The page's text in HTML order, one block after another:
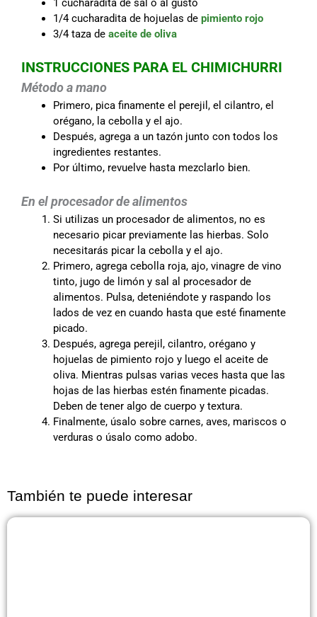
1 cucharadita de sal o al gusto
1/4 cucharadita de hojuelas de pimiento rojo
3/4 taza de aceite de oliva
INSTRUCCIONES PARA EL CHIMICHURRI
Método a mano
Primero, pica finamente el perejil, el cilantro, el
orégano, la cebolla y el ajo.
Después, agrega a un tazón junto con todos los
ingredientes restantes.
Por último, revuelve hasta mezclarlo bien.
En el procesador de alimentos
Si utilizas un procesador de alimentos, no es
necesario picar previamente las hierbas. Solo
necesitarás picar la cebolla y el ajo.
Primero, agrega cebolla roja, ajo, vinagre de vino
tinto, jugo de limón y sal al procesador de
alimentos. Pulsa, deteniéndote y raspando los
lados de vez en cuando hasta que esté finamente
picado.
Después, agrega perejil, cilantro, orégano y
hojuelas de pimiento rojo y luego el aceite de
oliva. Mientras pulsas varias veces hasta que las
hojas de las hierbas estén finamente picadas.
Deben de tener algo de cuerpo y textura.
Finalmente, úsalo sobre carnes, aves, mariscos o
verduras o úsalo como adobo.
También te puede interesar